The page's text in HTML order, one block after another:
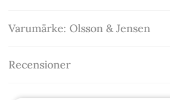
Varumärke: Olsson & Jensen
Recensioner